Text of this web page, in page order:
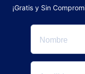
¡Gratis y Sin